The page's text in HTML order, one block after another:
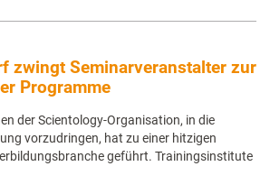
zwingt Seminarveranstalter zur
Programme
der Scientology-Organisation, in die
vorzudringen, hat zu einer hitzigen
geführt. Trainingsinstitute